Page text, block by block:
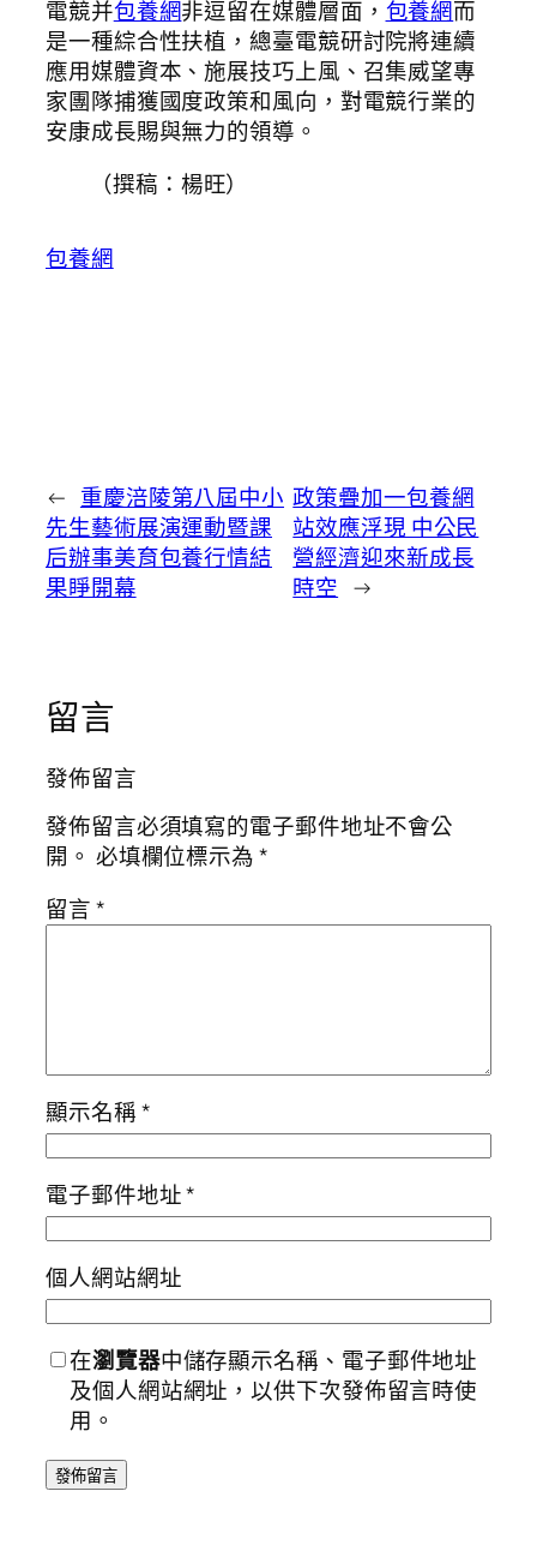
電競并包養網非逗留在媒體層面， 包養網而
是一種綜合性扶植，總臺電競研討院將連續
應用媒體資本、施展技巧上風、召集威望專
家團隊捕獲國度政策和風向，對電競行業的
安康成長賜與無力的領導。
（撰稿：楊旺）
包養網
← 重慶涪陵第八屆中小
先生藝術展演運動暨課
后辦事美育包養行情結
果睜開幕
政策疊加一包養網
站效應浮現 中公民
營經濟迎來新成長
時空 →
留言
發佈留言
發佈留言必須填寫的電子郵件地址不會公
開。 必填欄位標示為*
留言*
顯示名稱*
電子郵件地址*
個人網站網址
在瀏覽器中儲存顯示名稱、電子郵件地址
及個人網站網址，以供下次發佈留言時使
用。